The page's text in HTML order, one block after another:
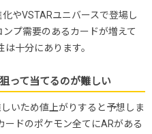
やVSTARユニバースで登場し
プ需要のあるカードが増えて
十分にあります。
って当てるのが難しい
いため値上がりすると予想しま
ドのポケモン全てにARがある